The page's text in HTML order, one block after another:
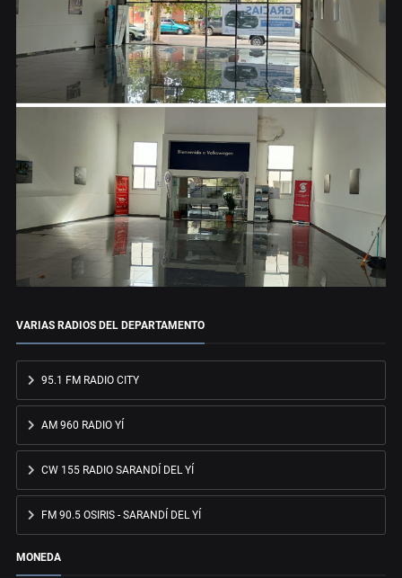
VARIAS RADIOS DEL DEPARTAMENTO
95.1 FM RADIO CITY
AM 960 RADIO YÍ
CW 155 RADIO SARANDÍ DEL YÍ
FM 90.5 OSIRIS - SARANDÍ DEL YÍ
MONEDA